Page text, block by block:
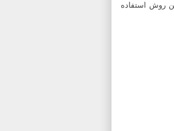
روش استفاده